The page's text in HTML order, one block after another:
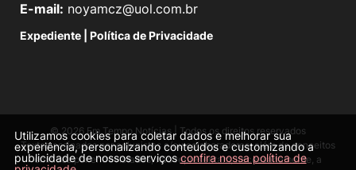
E-mail: noyamcz@uol.com.br
Expediente Política de Privacidade
© 2026 Em Tempo Notícias | Todos os direitos reservados
Textos assinados por colunistas e/ou colaboradores, além de conceitos
emitidos por entrevistados, não representam, necessariamente, a
Utilizamos cookies para coletar dados e melhorar sua
experiência, personalizando conteúdos e customizando a
publicidade de nossos serviçosconfira nossa política de